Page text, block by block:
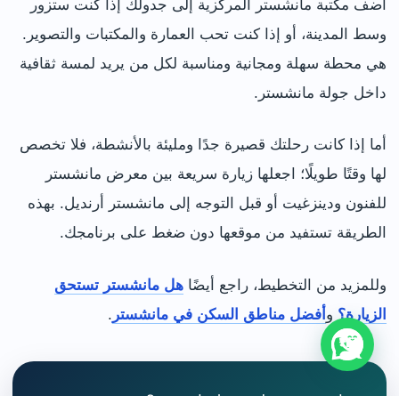
أضف مكتبة مانشستر المركزية إلى جدولك إذا كنت ستزور
وسط المدينة، أو إذا كنت تحب العمارة والمكتبات والتصوير.
هي محطة سهلة ومجانية ومناسبة لكل من يريد لمسة ثقافية
داخل جولة مانشستر.
أما إذا كانت رحلتك قصيرة جدًا ومليئة بالأنشطة، فلا تخصص
لها وقتًا طويلًا؛ اجعلها زيارة سريعة بين معرض مانشستر
للفنون ودينزغيت أو قبل التوجه إلى مانشستر أرنديل. بهذه
الطريقة تستفيد من موقعها دون ضغط على برنامجك.
وللمزيد من التخطيط، راجع أيضًا هل مانشستر تستحق
الزيارة؟ و أفضل مناطق السكن في مانشستر .